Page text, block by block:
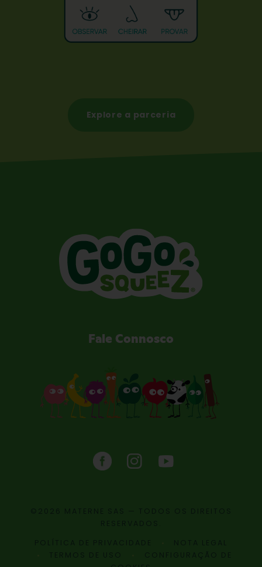
Explore a parceria
Fale Connosco